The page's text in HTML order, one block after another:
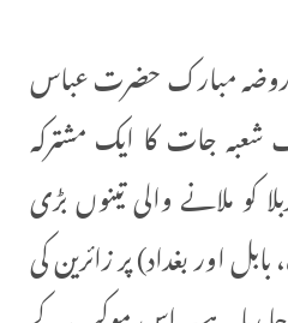
مبارک حضرت عباس
شعبہ جات کا ایک مشترکہ
کو ملانے والی تینوں بڑی
اور بغداد) پر زائرین کی